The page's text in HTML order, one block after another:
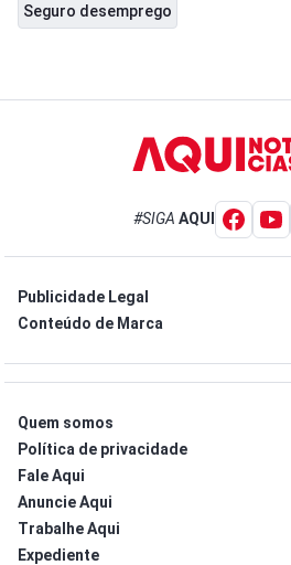
Seguro desemprego
#SIGA AQUI
Publicidade Legal
Conteúdo de Marca
Quem somos
Política de privacidade
Fale Aqui
Anuncie Aqui
Trabalhe Aqui
Expediente